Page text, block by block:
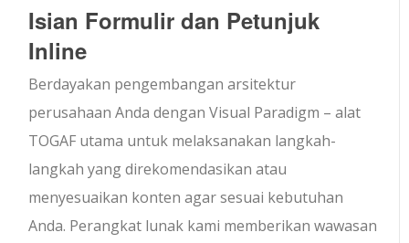
Isian Formulir dan Petunjuk
Inline
Berdayakan pengembangan arsitektur
perusahaan Anda dengan Visual Paradigm – alat
TOGAF utama untuk melaksanakan langkah-
langkah yang direkomendasikan atau
menyesuaikan konten agar sesuai kebutuhan
Anda. Perangkat lunak kami memberikan wawasan